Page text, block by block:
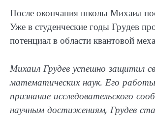
После окончания школы Михаил
Уже в студенческие годы Грудев
потенциал в области квантовой
Михаил Грудев успешно защитил
математических наук. Его
признание исследовательского
научным достижениям, Грудев